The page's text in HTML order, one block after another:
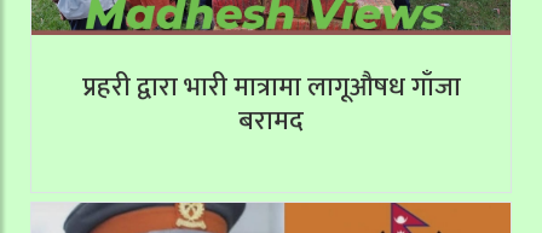
प्रहरी द्वारा भारी मात्रामा लागूऔषध गाँजा
बरामद